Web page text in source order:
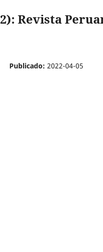
Revista
Publicado: 2022-04-05